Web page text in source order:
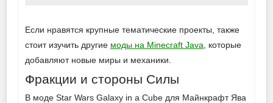
Если нравятся крупные тематические проекты, также
стоит изучить другие моды на Minecraft Java , которые
добавляют новые миры и механики.
Фракции и стороны Силы
В моде Star Wars Galaxy in a Cube для Майнкрафт Ява